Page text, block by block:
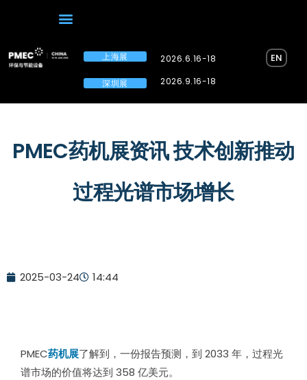
上海展
深圳展
2026.6.16-18
2026.9.16-18
EN
PMEC药机展资讯 技术创新推动
过程光谱市场增长
2025-03-24 14:44
PMEC药机展了解到，一份报告预测，到 2033 年，过程光
谱市场的价值将达到 358 亿美元。